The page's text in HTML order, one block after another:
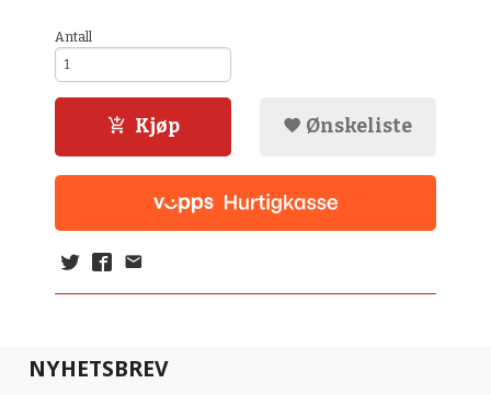
Antall
Kjøp Ønskeliste
NYHETSBREV